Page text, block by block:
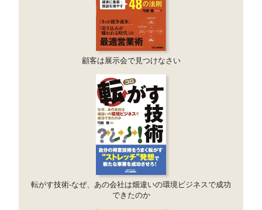
顧客は展示会で見つけなさい
転がす技術-なぜ、あの会社は畑違いの環境ビジネスで成功
できたのか